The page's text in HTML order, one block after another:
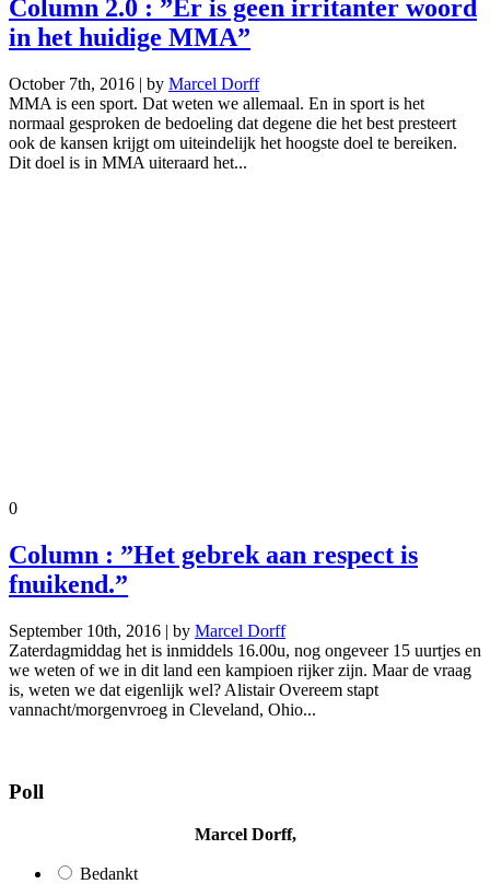
Column 2.0 : ”Er is geen irritanter woord
in het huidige MMA”
October 7th, 2016 | by Marcel Dorff
MMA is een sport. Dat weten we allemaal. En in sport is het
normaal gesproken de bedoeling dat degene die het best presteert
ook de kansen krijgt om uiteindelijk het hoogste doel te bereiken.
Dit doel is in MMA uiteraard het...
0
Column : ”Het gebrek aan respect is
fnuikend.”
September 10th, 2016 | by Marcel Dorff
Zaterdagmiddag het is inmiddels 16.00u, nog ongeveer 15 uurtjes en
we weten of we in dit land een kampioen rijker zijn. Maar de vraag
is, weten we dat eigenlijk wel? Alistair Overeem stapt
vannacht/morgenvroeg in Cleveland, Ohio...
Poll
Marcel Dorff,
Bedankt